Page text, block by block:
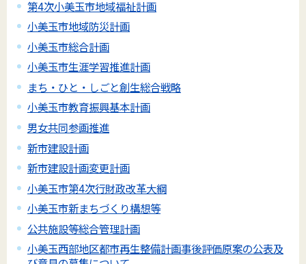
第4次小美玉市地域福祉計画
小美玉市地域防災計画
小美玉市総合計画
小美玉市生涯学習推進計画
まち・ひと・しごと創生総合戦略
小美玉市教育振興基本計画
男女共同参画推進
新市建設計画
新市建設計画変更計画
小美玉市第4次行財政改革大綱
小美玉市新まちづくり構想等
公共施設等総合管理計画
小美玉西部地区都市再生整備計画事後評価原案の公表及